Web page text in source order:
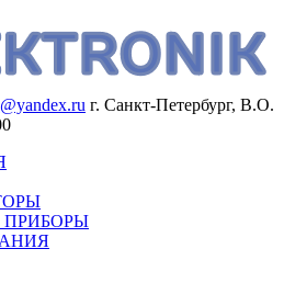
г. Санкт-Петербург, В.О.
ПРИБОРЫ